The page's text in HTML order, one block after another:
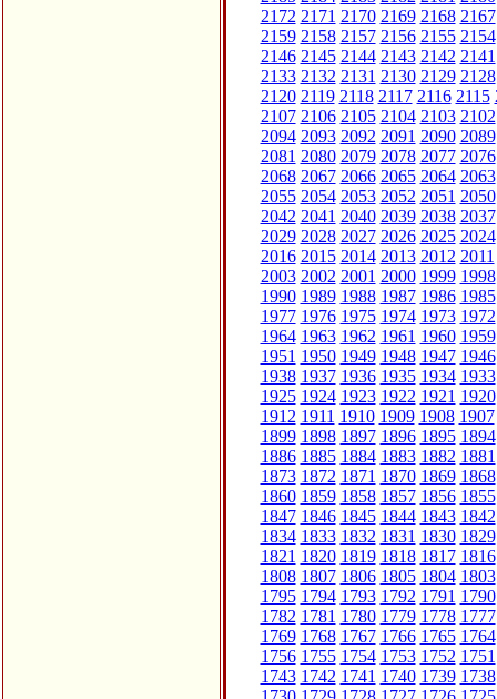
2172 2171 2170 2169 2168 2167
2159 2158 2157 2156 2155 2154
2146 2145 2144 2143 2142 2141
2133 2132 2131 2130 2129 2128
2120 2119 2118 2117 2116 2115
2107 2106 2105 2104 2103 2102
2094 2093 2092 2091 2090 2089
2081 2080 2079 2078 2077 2076
2068 2067 2066 2065 2064 2063
2055 2054 2053 2052 2051 2050
2042 2041 2040 2039 2038 2037
2029 2028 2027 2026 2025 2024
2016 2015 2014 2013 2012 2011
2003 2002 2001 2000 1999 1998
1990 1989 1988 1987 1986 1985
1977 1976 1975 1974 1973 1972
1964 1963 1962 1961 1960 1959
1951 1950 1949 1948 1947 1946
1938 1937 1936 1935 1934 1933
1925 1924 1923 1922 1921 1920
1912 1911 1910 1909 1908 1907
1899 1898 1897 1896 1895 1894
1886 1885 1884 1883 1882 1881
1873 1872 1871 1870 1869 1868
1860 1859 1858 1857 1856 1855
1847 1846 1845 1844 1843 1842
1834 1833 1832 1831 1830 1829
1821 1820 1819 1818 1817 1816
1808 1807 1806 1805 1804 1803
1795 1794 1793 1792 1791 1790
1782 1781 1780 1779 1778 1777
1769 1768 1767 1766 1765 1764
1756 1755 1754 1753 1752 1751
1743 1742 1741 1740 1739 1738